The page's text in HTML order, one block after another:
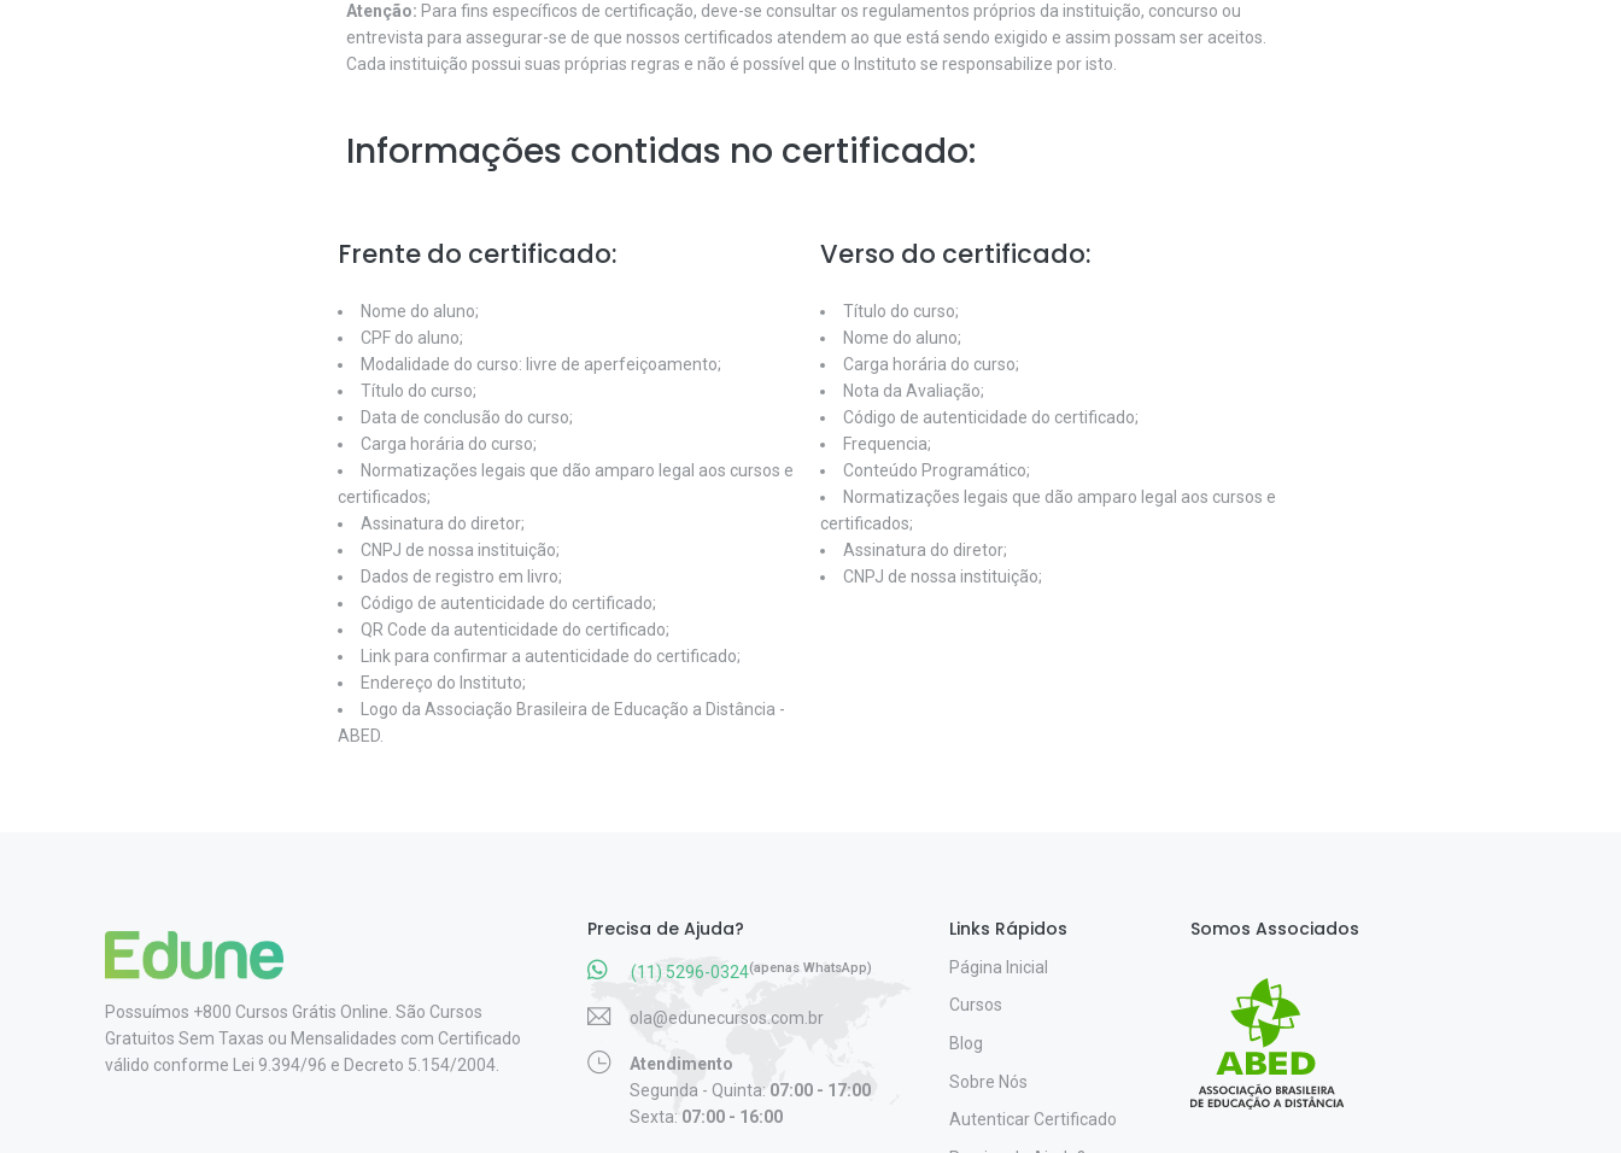
Atenção: Para fins específicos de certificação, deve-se consultar os regulamentos próprios da instituição, concurso ou
entrevista para assegurar-se de que nossos certificados atendem ao que está sendo exigido e assim possam ser aceitos.
Cada instituição possui suas próprias regras e não é possível que o Instituto se responsabilize por isto.
Informações contidas no certificado:
Frente do certificado:
Nome do aluno;
CPF do aluno;
Modalidade do curso: livre de aperfeiçoamento;
Título do curso;
Data de conclusão do curso;
Carga horária do curso;
Normatizações legais que dão amparo legal aos cursos e
certificados;
Assinatura do diretor;
CNPJ de nossa instituição;
Dados de registro em livro;
Código de autenticidade do certificado;
QR Code da autenticidade do certificado;
Link para confirmar a autenticidade do certificado;
Endereço do Instituto;
Logo da Associação Brasileira de Educação a Distância -
ABED.
Verso do certificado:
Título do curso;
Nome do aluno;
Carga horária do curso;
Nota da Avaliação;
Código de autenticidade do certificado;
Frequencia;
Conteúdo Programático;
Normatizações legais que dão amparo legal aos cursos e
certificados;
Assinatura do diretor;
CNPJ de nossa instituição;
Possuímos +800 Cursos Grátis Online. São Cursos
Gratuitos Sem Taxas ou Mensalidades com Certificado
válido conforme Lei 9.394/96 e Decreto 5.154/2004.
Precisa de Ajuda?
(11) 5296-0324(apenas WhatsApp)
ola@edunecursos.com.br
Atendimento
Segunda - Quinta: 07:00 - 17:00
Sexta: 07:00 - 16:00
Links Rápidos
Página Inicial
Cursos
Blog
Sobre Nós
Autenticar Certificado
Somos Associados